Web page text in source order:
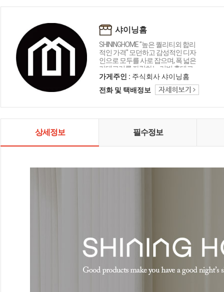
샤이닝홈
SHININGHOME "높은 퀄리티외 합리
적인 가격" 모던하고 감성적인 디자
인으로 모두를 사로 잡으며, 폭 넓은
카테고리를 자랑하는 리빙 홈데코
인테리어 샤이닝홈입니다.
가게주인 : 주식회사 샤이닝홈
전화 및 택배정보
상세정보 필수정보